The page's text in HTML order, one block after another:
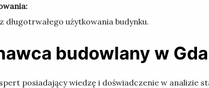
długotrwałego użytkowania budynku.
budowlany w
posiadający wiedzę i doświadczenie w analizie